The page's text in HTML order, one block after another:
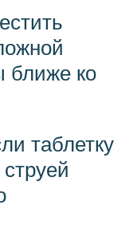
ближе ко
таблетку